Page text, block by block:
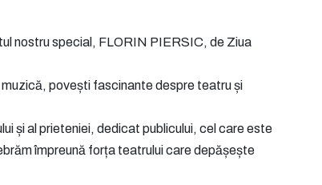
nostru special, FLORIN PIERSIC, de Ziua
povești fascinante despre teatru și
și al prieteniei, dedicat publicului, cel care este
împreună forța teatrului care depășește